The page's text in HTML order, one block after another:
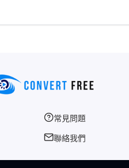
常見問題
聯絡我們